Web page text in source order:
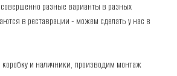
разные варианты в разных
в реставрации - можем сделать у нас в
и наличники, производим монтаж